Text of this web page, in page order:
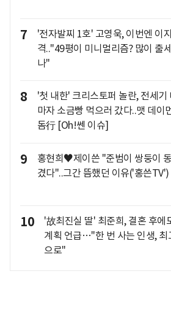
7
'전자발찌 1호' 고영욱, 이번엔 이
격.."49평이 미니멀리즘? 많이 출
나"
8
'첫 내한' 크리스토퍼 놀란, 전세기
마자 소금빵 먹으러 갔다..맷 데이
돔行 [Oh!쎈 이슈]
9
홍현희♥제이쓴 "준범이 쌍둥이
겼다"..그간 뜸했던 이유('홍쓴TV')
10
'故최진실 딸' 최준희, 결혼 후에
계획 언급…"한 번 사는 인생, 최
으로"